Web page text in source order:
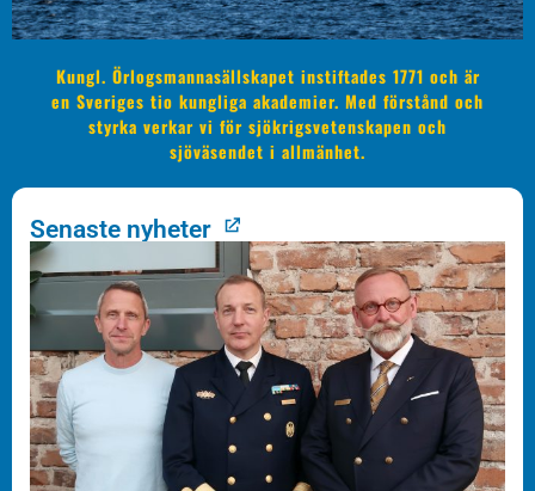
Kungl. Örlogsmannasällskapet instiftades 1771 och är
en Sveriges tio kungliga akademier. Med förstånd och
styrka verkar vi för sjökrigsvetenskapen och
sjöväsendet i allmänhet.
Senaste nyheter